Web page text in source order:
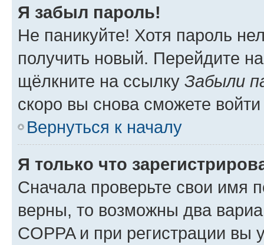
Я забыл пароль!
Не паникуйте! Хотя пароль
получить новый. Перейдите
щёлкните на ссылку Забыли
скоро вы снова сможете
Вернуться к началу
Я только что
Сначала проверьте свои имя
верны, то возможны два
COPPA и при регистрации вы